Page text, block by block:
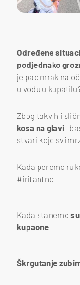
Određene
podjednako
je pao mrak na
u vodu u
Zbog takvih i
kosa na glavi i
stvari koje svi
Kada peremo
#iritantno
Kada stanemo
kupaone
Škrgutanje